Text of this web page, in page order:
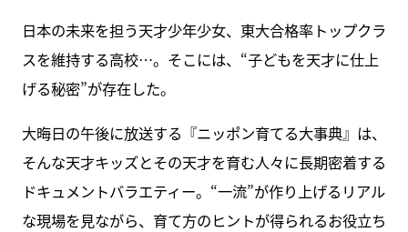
日本の未来を担う天才少年少女、東大合格率トップクラ
スを維持する高校…。そこには、“子どもを天才に仕上
げる秘密”が存在した。
大晦日の午後に放送する『ニッポン育てる大事典』は、
そんな天才キッズとその天才を育む人々に長期密着する
ドキュメントバラエティー。“一流”が作り上げるリアル
な現場を見ながら、育て方のヒントが得られるお役立ち